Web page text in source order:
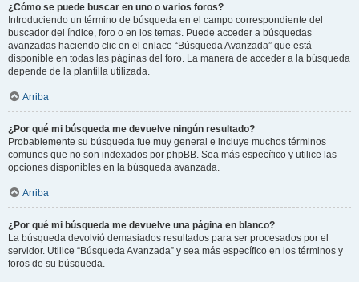
¿Cómo se puede buscar en uno o varios foros?
Introduciendo un término de búsqueda en el campo correspondiente del
buscador del índice, foro o en los temas. Puede acceder a búsquedas
avanzadas haciendo clic en el enlace “Búsqueda Avanzada” que está
disponible en todas las páginas del foro. La manera de acceder a la búsqueda
depende de la plantilla utilizada.
Arriba
¿Por qué mi búsqueda me devuelve ningún resultado?
Probablemente su búsqueda fue muy general e incluye muchos términos
comunes que no son indexados por phpBB. Sea más específico y utilice las
opciones disponibles en la búsqueda avanzada.
Arriba
¿Por qué mi búsqueda me devuelve una página en blanco?
La búsqueda devolvió demasiados resultados para ser procesados por el
servidor. Utilice “Búsqueda Avanzada” y sea más específico en los términos y
foros de su búsqueda.